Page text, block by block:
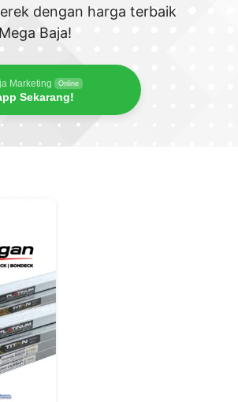
dengan harga terbaik
Baja!
Marketing Online
Sekarang!